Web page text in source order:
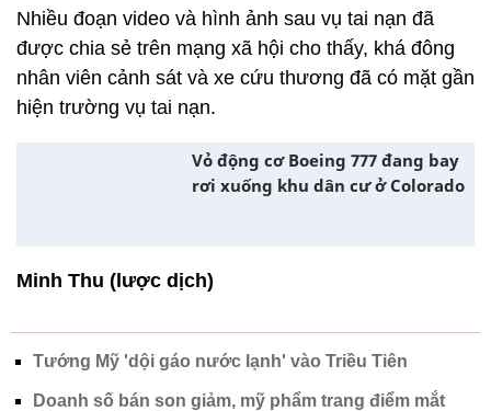
Nhiều đoạn video và hình ảnh sau vụ tai nạn đã
được chia sẻ trên mạng xã hội cho thấy, khá đông
nhân viên cảnh sát và xe cứu thương đã có mặt gần
hiện trường vụ tai nạn.
Vỏ động cơ Boeing 777 đang bay
rơi xuống khu dân cư ở Colorado
Minh Thu (lược dịch)
Tướng Mỹ 'dội gáo nước lạnh' vào Triều Tiên
Doanh số bán son giảm, mỹ phẩm trang điểm mắt